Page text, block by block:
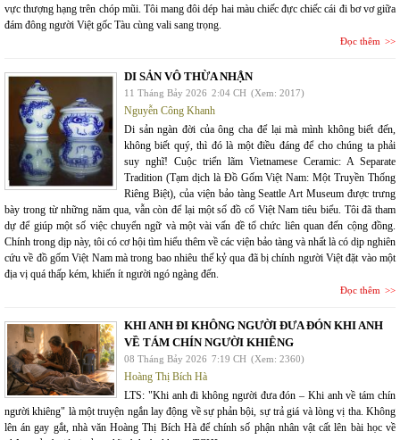
vực thượng hạng trên chóp mũi. Tôi mang đôi dép hai màu chiếc đực chiếc cái đi bơ vơ giữa
đám đông người Việt gốc Tàu cùng vali sang trọng.
Đọc thêm
DI SẢN VÔ THỪA NHẬN
11 Tháng Bảy 2026 2:04 CH (Xem: 2017)
Nguyễn Công Khanh
Di sản ngàn đời của ông cha để lại mà mình không biết đến,
không biết quý, thì đó là một điều đáng để cho chúng ta phải
suy nghĩ! Cuộc triển lãm Vietnamese Ceramic: A Separate
Tradition (Tạm dịch là Đồ Gốm Việt Nam: Một Truyền Thống
Riêng Biệt), của viện bảo tàng Seattle Art Museum được trưng
bày trong từ những năm qua, vẫn còn để lại một số đồ cổ Việt Nam tiêu biểu. Tôi đã tham
dự để giúp một số việc chuyển ngữ và một vài vấn đề tổ chức liên quan đến cộng đồng.
Chính trong dịp này, tôi có cơ hội tìm hiểu thêm về các viện bảo tàng và nhất là có dịp nghiên
cứu về đồ gốm Việt Nam mà trong bao nhiêu thế kỷ qua đã bị chính người Việt đặt vào một
địa vị quá thấp kém, khiến ít người ngó ngàng đến.
Đọc thêm
KHI ANH ĐI KHÔNG NGƯỜI ĐƯA ĐÓN KHI ANH
VỀ TÁM CHÍN NGƯỜI KHIÊNG
08 Tháng Bảy 2026 7:19 CH (Xem: 2360)
Hoàng Thị Bích Hà
LTS: "Khi anh đi không người đưa đón – Khi anh về tám chín
người khiêng" là một truyện ngắn lay động về sự phản bội, sự trả giá và lòng vị tha. Không
lên án gay gắt, nhà văn Hoàng Thị Bích Hà để chính số phận nhân vật cất lên bài học về